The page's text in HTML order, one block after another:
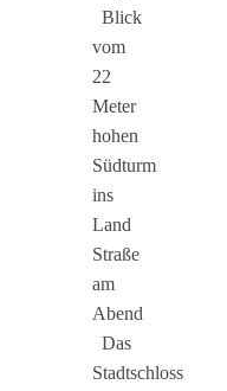
Blick
vom
22
Meter
hohen
Südturm
ins
Land
Straße
am
Abend
Das
Stadtschloss